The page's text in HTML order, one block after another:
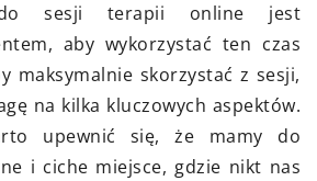
do sesji terapii online jest
aby wykorzystać ten czas
maksymalnie skorzystać z sesji,
na kilka kluczowych aspektów.
upewnić się, że mamy do
i ciche miejsce, gdzie nikt nas